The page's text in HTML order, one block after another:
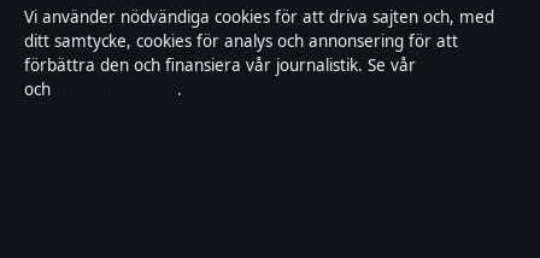
Hur får man bort finnar?
Snabba tips från
hudläkare och apotek
Vi använder nödvändiga cookies för att driva sajten och, med
ditt samtycke, cookies för analys och annonsering för att
förbättra den och finansiera vår journalistik. Se vår
och
.